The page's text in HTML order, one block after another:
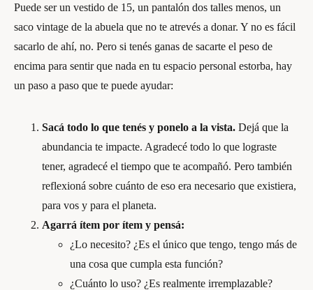
Puede ser un vestido de 15, un pantalón dos talles menos, un
saco vintage de la abuela que no te atrevés a donar. Y no es fácil
sacarlo de ahí, no. Pero si tenés ganas de sacarte el peso de
encima para sentir que nada en tu espacio personal estorba, hay
un paso a paso que te puede ayudar:
Sacá todo lo que tenés y ponelo a la vista. Dejá que la
abundancia te impacte. Agradecé todo lo que lograste
tener, agradecé el tiempo que te acompañó. Pero también
reflexioná sobre cuánto de eso era necesario que existiera,
para vos y para el planeta.
Agarrá ítem por ítem y pensá:
¿Lo necesito? ¿Es el único que tengo, tengo más de
una cosa que cumpla esta función?
¿Cuánto lo uso? ¿Es realmente irremplazable?